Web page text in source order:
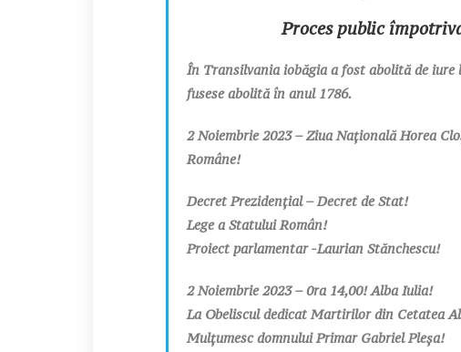
Proces public
În Transilvania iobăgia a fost abolită de iure
fusese abolită în anul 1786.
2 Noiembrie 2023 – Ziua Națională Horea
Române!
Decret Prezidențial – Decret de Stat!
Lege a Statului Român!
Proiect parlamentar -Laurian Stănchescu!
2 Noiembrie 2023 – 0ra 14,00! Alba Iulia!
La Obeliscul dedicat Martirilor din Cetatea
Mulțumesc domnului Primar Gabriel Pleșa!